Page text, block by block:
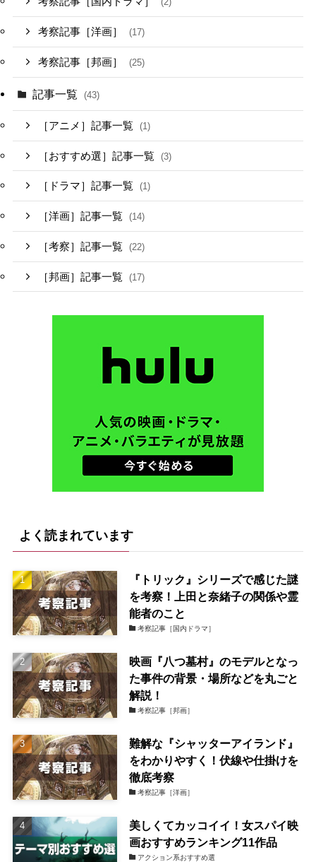
考察記事［洋画］ (17)
考察記事［邦画］ (25)
記事一覧 (43)
［アニメ］記事一覧 (1)
［おすすめ選］記事一覧 (3)
［ドラマ］記事一覧 (1)
［洋画］記事一覧 (14)
［考察］記事一覧 (22)
［邦画］記事一覧 (17)
よく読まれています
『トリック』シリーズで感じた謎
を考察！上田と奈緒子の関係や霊
能者のこと
考察記事［国内ドラマ］
映画『八つ墓村』のモデルとなっ
た事件の背景・場所などを丸ごと
解説！
考察記事［邦画］
難解な『シャッターアイランド』
をわかりやすく！伏線や仕掛けを
徹底考察
考察記事［洋画］
美しくてカッコイイ！女スパイ映
画おすすめランキング11作品
アクション系おすすめ選